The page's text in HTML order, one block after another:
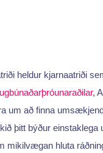
heldur kjarnaatriði
,
um að finna
þitt býður
mikilvægan hluta